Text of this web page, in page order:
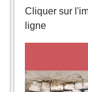
Cliquer sur
ligne